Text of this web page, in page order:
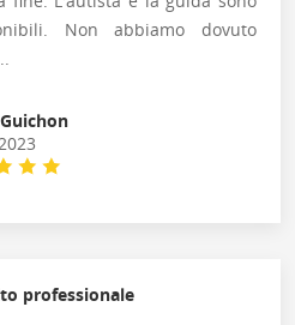
Non abbiamo dovuto
professionale